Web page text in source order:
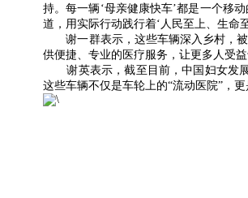
持。每一辆‘母亲健康快车’都是一个移
道，用实际行动践行着‘人民至上、生命
谢一群表示，这些车辆深入乡村，
供便捷、专业的医疗服务，让更多人受
谢英表示，截至目前，中国妇女发
这些车辆不仅是车轮上的“流动医院”，